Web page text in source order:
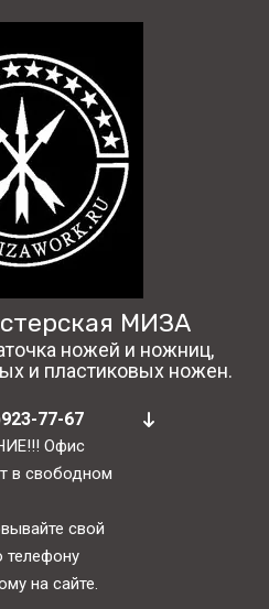
МИЗА
ножей и ножниц,
и пластиковых ножен.
77-67
Офис
в свободном
свой
телефону
на сайте.